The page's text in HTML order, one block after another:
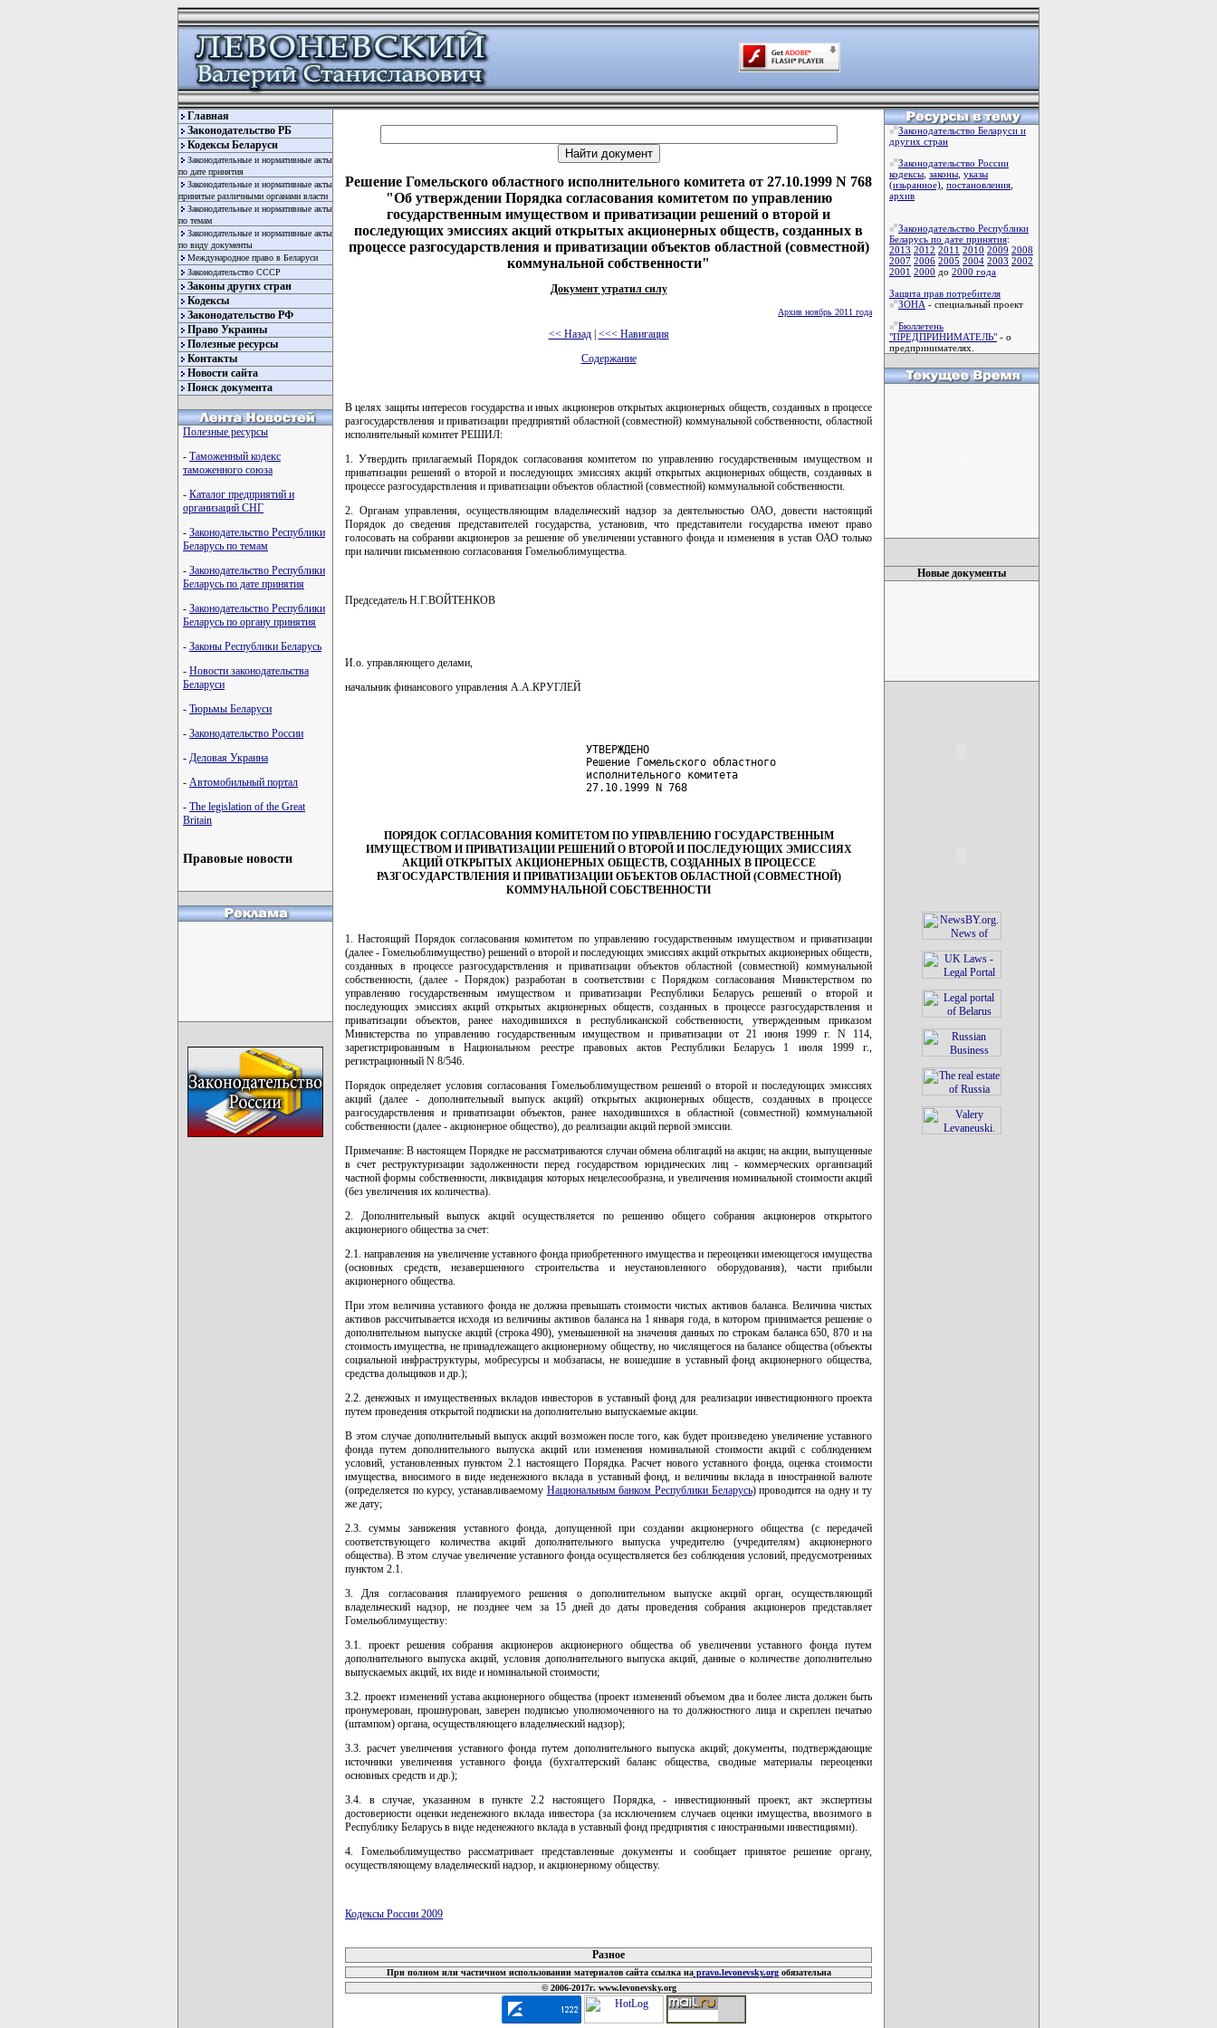
Главная
Законодательство РБ
Кодексы Беларуси
Законодательные и нормативные акты
по дате принятия
Законодательные и нормативные акты
принятые различными органами власти
Законодательные и нормативные акты
по темам
Законодательные и нормативные акты
по виду документы
Международное право в Беларуси
Законодательство СССР
Законы других стран
Кодексы
Законодательство РФ
Право Украины
Полезные ресурсы
Контакты
Новости сайта
Поиск документа
Полезные ресурсы
- Таможенный кодекс
таможенного союза
- Каталог предприятий и
организаций СНГ
- Законодательство Республики
Беларусь по темам
- Законодательство Республики
Беларусь по дате принятия
- Законодательство Республики
Беларусь по органу принятия
- Законы Республики Беларусь
- Новости законодательства
Беларуси
- Тюрьмы Беларуси
- Законодательство России
- Деловая Украина
- Автомобильный портал
- The legislation of the Great
Britain
Правовые новости
Решение Гомельского областного исполнительного комитета от 27.10.1999 N 768
"Об утверждении Порядка согласования комитетом по управлению
государственным имуществом и приватизации решений о второй и
последующих эмиссиях акций открытых акционерных обществ, созданных в
процессе разгосударствления и приватизации объектов областной (совместной)
коммунальной собственности"
Документ утратил силу
Архив ноябрь 2011 года
<< Назад| <<< Навигация
Содержание
В целях защиты интересов государства и иных акционеров открытых акционерных обществ, созданных в процессе
разгосударствления и приватизации предприятий областной (совместной) коммунальной собственности, областной
исполнительный комитет РЕШИЛ:
1. Утвердить прилагаемый Порядок согласования комитетом по управлению государственным имуществом и
приватизации решений о второй и последующих эмиссиях акций открытых акционерных обществ, созданных в
процессе разгосударствления и приватизации объектов областной (совместной) коммунальной собственности.
2. Органам управления, осуществляющим владельческий надзор за деятельностью ОАО, довести настоящий
Порядок до сведения представителей государства, установив, что представители государства имеют право
голосовать на собрании акционеров за решение об увеличении уставного фонда и изменения в устав ОАО только
при наличии письменною согласования Гомельоблимущества.
Председатель Н.Г.ВОЙТЕНКОВ
И.о. управляющего делами,
начальник финансового управления А.А.КРУГЛЕЙ
                                      УТВЕРЖДЕНО
                                      Решение Гомельского областного
                                      исполнительного комитета
                                      27.10.1999 N 768
ПОРЯДОК СОГЛАСОВАНИЯ КОМИТЕТОМ ПО УПРАВЛЕНИЮ ГОСУДАРСТВЕННЫМ
ИМУЩЕСТВОМ И ПРИВАТИЗАЦИИ РЕШЕНИЙ О ВТОРОЙ И ПОСЛЕДУЮЩИХ ЭМИССИЯХ
АКЦИЙ ОТКРЫТЫХ АКЦИОНЕРНЫХ ОБЩЕСТВ, СОЗДАННЫХ В ПРОЦЕССЕ
РАЗГОСУДАРСТВЛЕНИЯ И ПРИВАТИЗАЦИИ ОБЪЕКТОВ ОБЛАСТНОЙ (СОВМЕСТНОЙ)
КОММУНАЛЬНОЙ СОБСТВЕННОСТИ
1. Настоящий Порядок согласования комитетом по управлению государственным имуществом и приватизации
(далее - Гомельоблимущество) решений о второй и последующих эмиссиях акций открытых акционерных обществ,
созданных в процессе разгосударствления и приватизации объектов областной (совместной) коммунальной
собственности, (далее - Порядок) разработан в соответствии с Порядком согласования Министерством по
управлению государственным имуществом и приватизации Республики Беларусь решений о второй и
последующих эмиссиях акций открытых акционерных обществ, созданных в процессе разгосударствления и
приватизации объектов, ранее находившихся в республиканской собственности, утвержденным приказом
Министерства по управлению государственным имуществом и приватизации от 21 июня 1999 г. N 114,
зарегистрированным в Национальном реестре правовых актов Республики Беларусь 1 июля 1999 г.,
регистрационный N 8/546.
Порядок определяет условия согласования Гомельоблимуществом решений о второй и последующих эмиссиях
акций (далее - дополнительный выпуск акций) открытых акционерных обществ, созданных в процессе
разгосударствления и приватизации объектов, ранее находившихся в областной (совместной) коммунальной
собственности (далее - акционерное общество), до реализации акций первой эмиссии.
Примечание: В настоящем Порядке не рассматриваются случаи обмена облигаций на акции; на акции, выпущенные
в счет реструктуризации задолженности перед государством юридических лиц - коммерческих организаций
частной формы собственности, ликвидация которых нецелесообразна, и увеличения номинальной стоимости акций
(без увеличения их количества).
2. Дополнительный выпуск акций осуществляется по решению общего собрания акционеров открытого
акционерного общества за счет:
2.1. направления на увеличение уставного фонда приобретенного имущества и переоценки имеющегося имущества
(основных средств, незавершенного строительства и неустановленного оборудования), части прибыли
акционерного общества.
При этом величина уставного фонда не должна превышать стоимости чистых активов баланса. Величина чистых
активов рассчитывается исходя из величины активов баланса на 1 января года, в котором принимается решение о
дополнительном выпуске акций (строка 490), уменьшенной на значения данных по строкам баланса 650, 870 и на
стоимость имущества, не принадлежащего акционерному обществу, но числящегося на балансе общества (объекты
социальной инфраструктуры, мобресурсы и мобзапасы, не вошедшие в уставный фонд акционерного общества,
средства дольщиков и др.);
2.2. денежных и имущественных вкладов инвесторов в уставный фонд для реализации инвестиционного проекта
путем проведения открытой подписки на дополнительно выпускаемые акции.
В этом случае дополнительный выпуск акций возможен после того, как будет произведено увеличение уставного
фонда путем дополнительного выпуска акций или изменения номинальной стоимости акций с соблюдением
условий, установленных пунктом 2.1 настоящего Порядка. Расчет нового уставного фонда, оценка стоимости
имущества, вносимого в виде неденежного вклада в уставный фонд, и величины вклада в иностранной валюте
(определяется по курсу, устанавливаемому Национальным банком Республики Беларусь) проводится на одну и ту
же дату;
2.3. суммы занижения уставного фонда, допущенной при создании акционерного общества (с передачей
соответствующего количества акций дополнительного выпуска учредителю (учредителям) акционерного
общества). В этом случае увеличение уставного фонда осуществляется без соблюдения условий, предусмотренных
пунктом 2.1.
3. Для согласования планируемого решения о дополнительном выпуске акций орган, осуществляющий
владельческий надзор, не позднее чем за 15 дней до даты проведения собрания акционеров представляет
Гомельоблимуществу:
3.1. проект решения собрания акционеров акционерного общества об увеличении уставного фонда путем
дополнительного выпуска акций, условия дополнительного выпуска акций, данные о количестве дополнительно
выпускаемых акций, их виде и номинальной стоимости;
3.2. проект изменений устава акционерного общества (проект изменений объемом два и более листа должен быть
пронумерован, прошнурован, заверен подписью уполномоченного на то должностного лица и скреплен печатью
(штампом) органа, осуществляющего владельческий надзор);
3.3. расчет увеличения уставного фонда путем дополнительного выпуска акций; документы, подтверждающие
источники увеличения уставного фонда (бухгалтерский баланс общества, сводные материалы переоценки
основных средств и др.);
3.4. в случае, указанном в пункте 2.2 настоящего Порядка, - инвестиционный проект, акт экспертизы
достоверности оценки неденежного вклада инвестора (за исключением случаев оценки имущества, ввозимого в
Республику Беларусь в виде неденежного вклада в уставный фонд предприятия с иностранными инвестициями).
4. Гомельоблимущество рассматривает представленные документы и сообщает принятое решение органу,
осуществляющему владельческий надзор, и акционерному обществу.
Кодексы России 2009
Разное
При полном или частичном использовании материалов сайта ссылка наpravo.levonevsky.orgобязательна
© 2006-2017г. www.levonevsky.org
Законодательство Беларуси и
других стран
Законодательство России
кодексы законы указы
(изьранное) постановления
архив
Законодательство Республики
Беларусь по дате принятия:
2013 2012 2011 2010 2009 2008
2007 2006 2005 2004 2003 2002
2001 2000 до 2000 года
Защита прав потребителя
ЗОНА - специальный проект
Бюллетень
"ПРЕДПРИНИМАТЕЛЬ" - о
предпринимателях.
Новые документы